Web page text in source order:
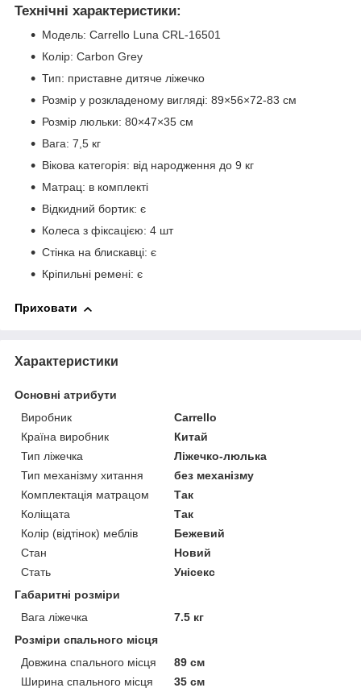
Технічні характеристики:
Модель: Carrello Luna CRL-16501
Колір: Carbon Grey
Тип: приставне дитяче ліжечко
Розмір у розкладеному вигляді: 89×56×72-83 см
Розмір люльки: 80×47×35 см
Вага: 7,5 кг
Вікова категорія: від народження до 9 кг
Матрац: в комплекті
Відкидний бортик: є
Колеса з фіксацією: 4 шт
Стінка на блискавці: є
Кріпильні ремені: є
Приховати
Характеристики
Основні атрибути
Виробник
Carrello
Країна виробник
Китай
Тип ліжечка
Ліжечко-люлька
Тип механізму хитання
без механізму
Комплектація матрацом
Так
Коліщата
Так
Колір (відтінок) меблів
Бежевий
Стан
Новий
Стать
Унісекс
Габаритні розміри
Вага ліжечка
7.5 кг
Розміри спального місця
Довжина спального місця
89 см
Ширина спального місця
35 см